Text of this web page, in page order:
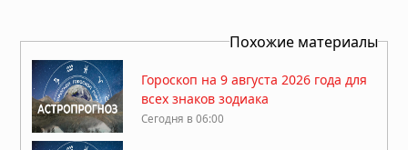
Похожие материалы
Гороскоп на 9 августа 2026 года для
всех знаков зодиака
Сегодня в 06:00